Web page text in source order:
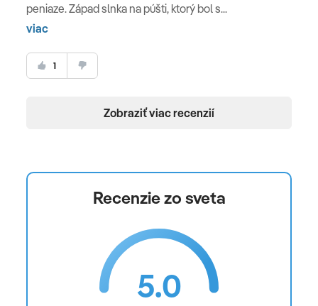
peniaze. Západ slnka na púšti, ktorý bol s...
viac
1
Zobraziť viac recenzií
Recenzie zo sveta
5.0